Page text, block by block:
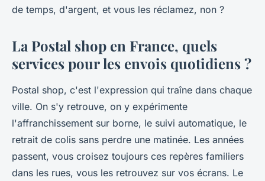
de temps, d'argent, et vous les réclamez, non ?
La Postal shop en France, quels
services pour les envois quotidiens ?
Postal shop, c'est l'expression qui traîne dans chaque
ville. On s'y retrouve, on y expérimente
l'affranchissement sur borne, le suivi automatique, le
retrait de colis sans perdre une matinée. Les années
passent, vous croisez toujours ces repères familiers
dans les rues, vous les retrouvez sur vos écrans. Le